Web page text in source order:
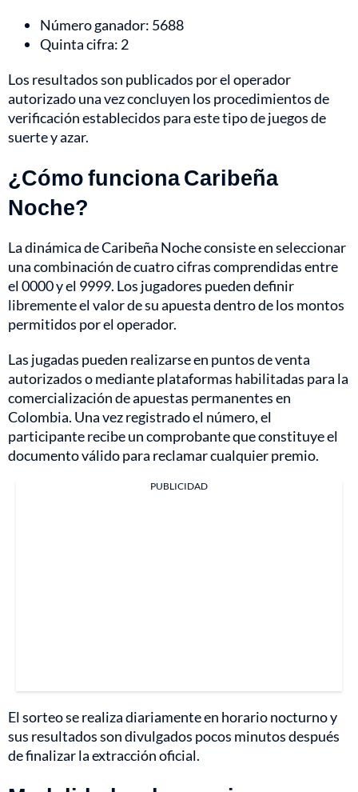
Número ganador: 5688
Quinta cifra: 2
Los resultados son publicados por el operador
autorizado una vez concluyen los procedimientos de
verificación establecidos para este tipo de juegos de
suerte y azar.
¿Cómo funciona Caribeña
Noche?
La dinámica de Caribeña Noche consiste en seleccionar
una combinación de cuatro cifras comprendidas entre
el 0000 y el 9999. Los jugadores pueden definir
libremente el valor de su apuesta dentro de los montos
permitidos por el operador.
Las jugadas pueden realizarse en puntos de venta
autorizados o mediante plataformas habilitadas para la
comercialización de apuestas permanentes en
Colombia. Una vez registrado el número, el
participante recibe un comprobante que constituye el
documento válido para reclamar cualquier premio.
PUBLICIDAD
El sorteo se realiza diariamente en horario nocturno y
sus resultados son divulgados pocos minutos después
de finalizar la extracción oficial.